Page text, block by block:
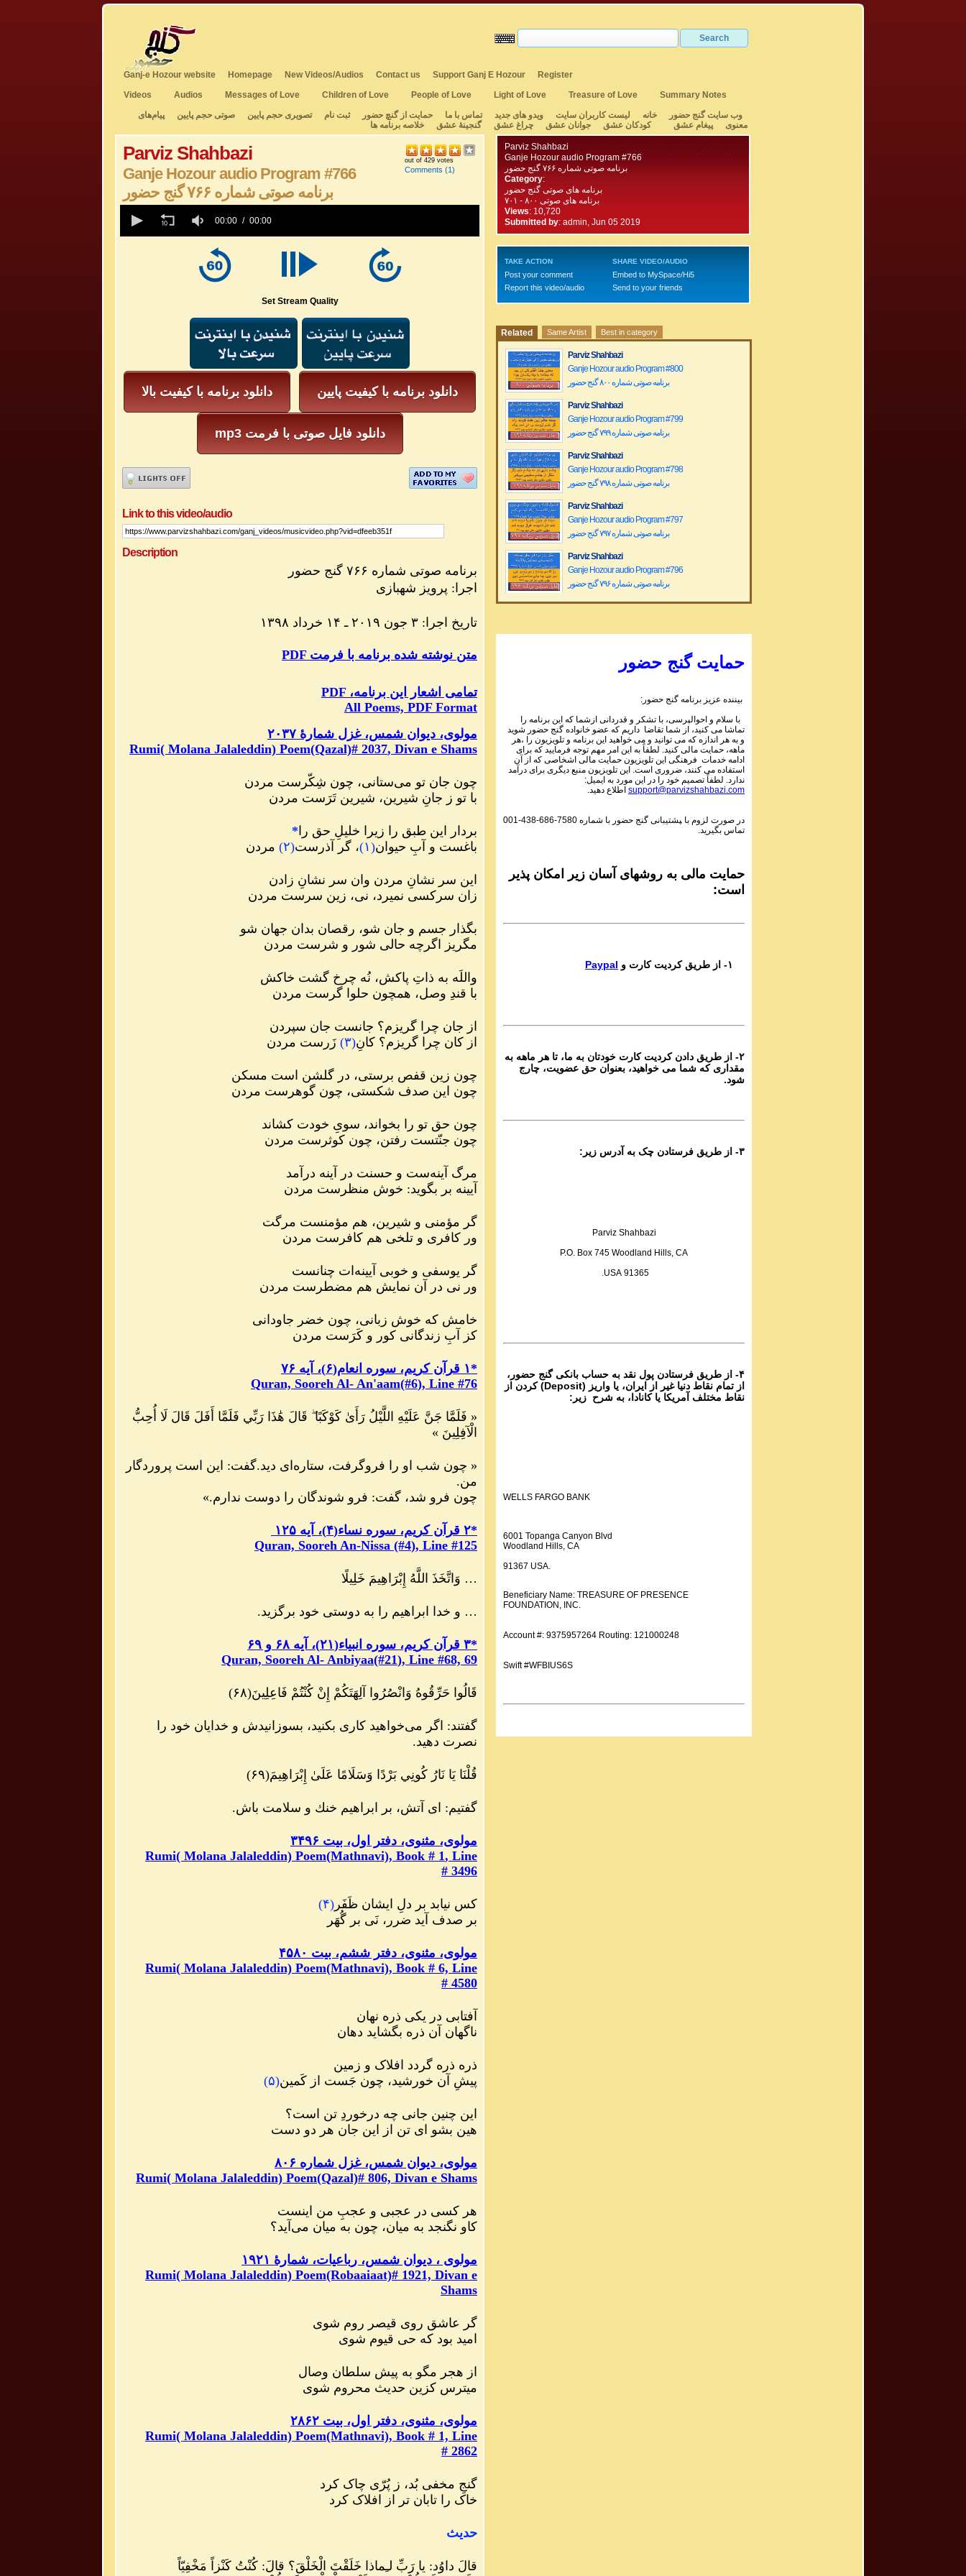
Ganj-e Hozour website Homepage New Videos/Audios Contact us Support Ganj E Hozour
Register
Videos
Audios Messages of Love Children of Love People of Love Light of Love Treasure of Love
Summary Notes
وب سایت گنج حضور
خانه لیست کاربران سایت ویدو های جدید تماس با ما حمایت از گنچ حضور ثبت نام تصویری حجم پایین صوتی حجم پایین
پیام‌های
معنوی
پیغام عشق کودکان عشق جوانان عشق چراغ عشق گنجینهٔ عشق خلاصه برنامه ها
Parviz Shahbazi
Ganje Hozour audio Program #766
برنامه صوتی شماره ۷۶۶ گنج حضور
out of 429 votes
Comments (1)
seconds
00:00 00:00
Set Stream Quality
دانلود برنامه با کیفیت بالا دانلود برنامه با کیفیت پایین
mp3 دانلود فایل صوتی با فرمت
Link to this video/audio
Description
برنامه صوتی شماره ۷۶۶ گنج حضور
اجرا: پرویز شهبازی
۱۳۹۸ تاریخ اجرا: ۳ جون ۲۰۱۹ ـ ۱۴ خرداد
PDF متن نوشته شده برنامه با فرمت
PDF ،تمامی اشعار این برنامه
All Poems, PDF Format
مولوی، دیوان شمس، غزل شمارهٔ ۲۰۳۷
Rumi( Molana Jalaleddin) Poem(Qazal)# 2037, Divan e Shams
چون جان تو می‌ستانی، چون شِکّرست مردن
با تو ز جانِ شیرین، شیرین تَرَست مردن
بردار این طبق را زیرا خلیلِ حق را*
باغست و آبِ حیوان(۱)، گر آذرست(۲) مردن
این سر نشانِ مردن وان سر نشانِ زادن
زان سرکسی نمیرد، نی، زین سرست مردن
بگذار جسم و جان شو، رقصان بدان جهان شو
مگریز اگرچه حالی شور و شرست مردن
واللَه به ذاتِ پاکش، نُه چرخ گشت خاکش
با قندِ وصل، همچون حلوا گرست مردن
از جان چرا گریزم؟ جانست جان سپردن
از کان چرا گریزم؟ کانِ(۳) زَرست مردن
چون زین قفص برستی، در گلشن است مسکن
چون این صدف شکستی، چون گوهرست مردن
چون حق تو را بخواند، سویِ خودت کشاند
چون جنّتست رفتن، چون کوثرست مردن
مرگ آینه‌ست و حسنت در آینه درآمد
آیینه بر بگوید: خوش منظرست مردن
گر مؤمنی و شیرین، هم مؤمنست مرگت
ور کافری و تلخی هم کافرست مردن
گر یوسفی و خوبی آیینه‌ات چنانست
ور نی در آن نمایش هم مضطرست مردن
خامش که خوش زبانی، چون خضر جاودانی
کز آبِ زندگانی کور و کَرَست مردن
۱ * قرآن کریم، سوره انعام(۶)، آیه ۷۶
Quran, Sooreh Al- An'aam(#6), Line #76
« فَلَمَّا جَنَّ عَلَيْهِ اللَّيْلُ رَأَىٰ كَوْكَبًا ۖ قَالَ هَٰذَا رَبِّي فَلَمَّا أَفَلَ قَالَ لَا أُحِبُّ
الْآفِلِينَ »
« چون شب او را فروگرفت، ستاره‌اى ديد.گفت: اين است پروردگار
من.
چون فرو شد، گفت: فرو شوندگان را دوست ندارم.»
۲* قرآن کریم، سوره نساء(۴)، آیه ۱۲۵
Quran, Sooreh An-Nissa (#4), Line #125
… وَاتَّخَذَ اللَّهُ إِبْرَاهِيمَ خَلِيلًا
… و خدا ابراهيم را به دوستى خود برگزيد.
*۳ قرآن کریم، سوره انبياء (۲۱)، آیه ۶۸ و ۶۹
Quran, Sooreh Al- Anbiyaa(#21), Line #68, 69
قَالُوا حَرِّقُوهُ وَانْصُرُوا آلِهَتَكُمْ إِنْ كُنْتُمْ فَاعِلِينَ(۶۸)
گفتند: اگر مى‌خواهيد كارى بكنيد، بسوزانيدش و خدايان خود را
نصرت دهيد.
قُلْنَا يَا نَارُ كُونِي بَرْدًا وَسَلَامًا عَلَىٰ إِبْرَاهِيمَ(۶۹)
گفتيم: اى آتش، بر ابراهيم خنك و سلامت باش.
مولوی، مثنوی، دفتر اول، بیت ۳۴۹۶
Rumi( Molana Jalaleddin) Poem(Mathnavi), Book # 1, Line
# 3496
کس نیابد بر دلِ ایشان ظَفَر (۴)
بر صدف آید ضرر، نَی بر گُهَر
مولوی، مثنوی، دفتر ششم، بیت ۴۵۸۰
Rumi( Molana Jalaleddin) Poem(Mathnavi), Book # 6, Line
# 4580
آفتابی در یکی ذره نهان
ناگهان آن ذره بگشاید دهان
ذره ذره گردد افلاک و زمین
پیشِ آن خورشید، چون جَست از کَمین(۵)
این چنین جانی چه درخوردِ تن است؟
هین بشو ای تن از این جان هر دو دست
مولوی، دیوان شمس، غزل شماره ۸۰۶
Rumi( Molana Jalaleddin) Poem(Qazal)# 806, Divan e Shams
هر کسی در عجبی و عجبِ من اینست
کاو نگنجد به میان، چون به میان می‌آید؟
مولوی ، دیوان شمس، رباعیات، شمارهٔ ۱۹۲۱
Rumi( Molana Jalaleddin) Poem(Robaaiaat)# 1921, Divan e
Shams
گر عاشق روی قیصر روم شوی
امید بود که حی قیوم شوی
از هجر مگو به پیش سلطان وصال
میترس کزین حدیث محروم شوی
مولوی، مثنوی، دفتر اول، بیت ۲۸۶۲
Rumi( Molana Jalaleddin) Poem(Mathnavi), Book # 1, Line
# 2862
گنجِ مخفی بُد، ز پُرّی چاک کرد
خاک را تابان ‌تر از افلاک کرد
حدیث
قالَ داوُد: یا رَبِّ لـِماذا خَلَقْتَ الْخَلْقَ؟ قالَ: كُنْتُ كَنْزاً مَخْفِيّاً
Parviz Shahbazi
Ganje Hozour audio Program #766
برنامه صوتی شماره ۷۶۶ گنج حضور
Category:
برنامه های صوتی گنج حضور
برنامه های صوتی ۸۰۰ - ۷۰۱
Views: 10,720
Submitted by: admin, Jun 05 2019
TAKE ACTION
Post your comment
Report this video/audio
SHARE VIDEO/AUDIO
Embed to MySpace/Hi5
Send to your friends
Related Same Artist Best in category
Parviz Shahbazi
Ganje Hozour audio Program #800
برنامه صوتی شماره ۸۰۰ گنج حضور
Parviz Shahbazi
Ganje Hozour audio Program #799
برنامه صوتی شماره ۷۹۹ گنج حضور
Parviz Shahbazi
Ganje Hozour audio Program #798
برنامه صوتی شماره ۷۹۸ گنج حضور
Parviz Shahbazi
Ganje Hozour audio Program #797
برنامه صوتی شماره ۷۹۷ گنج حضور
Parviz Shahbazi
Ganje Hozour audio Program #796
برنامه صوتی شماره ۷۹۶ گنج حضور
Parviz Shahbazi
برنامه صوتی شماره ۷۹۵ گنج حضور
Ganje Hozour audio Program #794
Ganje Hozour audio Program #793
برنامه صوتی شماره ۷۹۳ گنج حضور
Parviz Shahbazi
Ganje Hozour audio Program #792
برنامه صوتی شماره ۷۹۲ گنج حضور
Ganje Hozour audio Program #791
Ganje Hozour audio Program #790
Ganje Hozour audio Program #789
Parviz Shahbazi
Ganje Hozour audio Program #788
Ganje Hozour audio Program #787
Parviz Shahbazi
Ganje Hozour audio Program #786
Ganje Hozour audio Program #785
Parviz Shahbazi
برنامه صوتی شماره ۷۸۳ گنج حضور
Ganje Hozour audio Program #782
حمایت گنج حضور
بیننده عزیز برنامه گنج حضور:
با سلام و احوالپرسی، با تشکر و قدردانی ازشما که این برنامه را
تماشا می کنید، از شما تقاضا داریم که عضو خانواده گنج حضور شوید
و به هر اندازه که می توانید و می خواهید این برنامه و تلویزیون را ،هر
ماهه، حمایت مالی کنید. لطفاً به این امر مهم توجه فرمایید که برای
ادامه خدمات فرهنگی این تلویزیون حمایت مالی اشخاصی که از آن
استفاده می کنند، ضروری است. این تلویزیون منبع دیگری برای درآمد
ندارد. لطفاً تصمیم خود را در این مورد به ایمیل:
support@parvizshahbazi.com اطلاع دهید.
در صورت لزوم با ‍پشتیبانی گنج حضور با شماره 001-438-686-7580
تماس بگیرید.
حمایت مالی به روشهای آسان زیر امکان پذیر
است:
Paypal
۲- از طریق دادن کردیت کارت خودتان به ما، تا هر ماهه به
مقداری که شما می خواهید، بعنوان حق عضویت، چارج
شود.
۳- از طریق فرستادن چک به آدرس زیر:
Parviz Shahbazi
P.O. Box 745 Woodland Hills, CA
91365 USA.
۴- از طریق فرستادن پول نقد به حساب بانکی گنج حضور،
از تمام نقاط دنیا غیر از ایران، یا واریز (Deposit) کردن از
نقاط مختلف آمریکا یا کانادا، به شرح زیر:
WELLS FARGO BANK
6001 Topanga Canyon Blvd
Woodland Hills, CA
91367 USA.
Beneficiary Name: TREASURE OF PRESENCE
FOUNDATION, INC.
Account #: 9375957264 Routing: 121000248
Swift #WFBIUS6S